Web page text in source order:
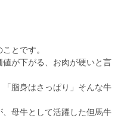
とです。
が下がる、お肉が硬いと言
脂身はさっぱり」そんな牛
、母牛として活躍した但馬牛